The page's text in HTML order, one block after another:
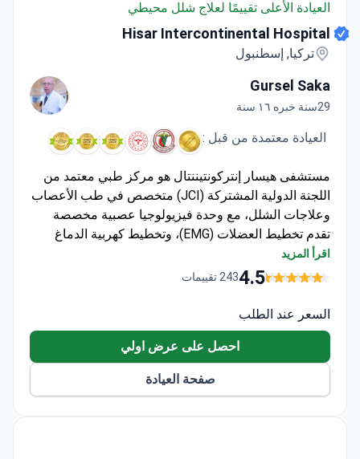
العيادة الأعلى تقييمًا لعلاج شلل محيطي
Hisar Intercontinental Hospital
تركيا, إسطنبول
Gursel Saka
29سنة خبره ١٦ سنة
العيادة معتمدة من قبل :
مستشفى هيسار إنتركونتيننتال هو مركز طبي معتمد من
اللجنة الدولية المشتركة (JCI) متخصص في طب الأعصاب
وعلاجات الشلل، مع وحدة فيزيولوجيا عصبية مخصصة
تقدم تخطيط العضلات (EMG)، وتخطيط كهربية الدماغ
(EEG)، وتشخيصات متقدمة. يوفر المستشفى رعاية شاملة
لمرضى الشلل المحيطي، بدعم من أطباء أعصاب وخبراء
أخصائي تقويم عظام يتمتع بخبرة واسعة في جراحة العمود
الفقري والصدمات، الفريق في معالجة المضاعفات
العضلية الهيكلية المرتبطة بالشلل.
اقرأ المزيد
4.5243 تقييمات
السعر عند الطلب
احصل على عرض اولي
صفحة العيادة